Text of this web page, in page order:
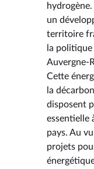
un
territoire
la politique
Auvergne-
Cette
la
disposent
essentielle
pays. Au
projets